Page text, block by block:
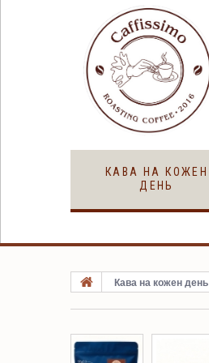
КАВА НА КОЖЕН
ДЕНЬ
Кава на кожен день